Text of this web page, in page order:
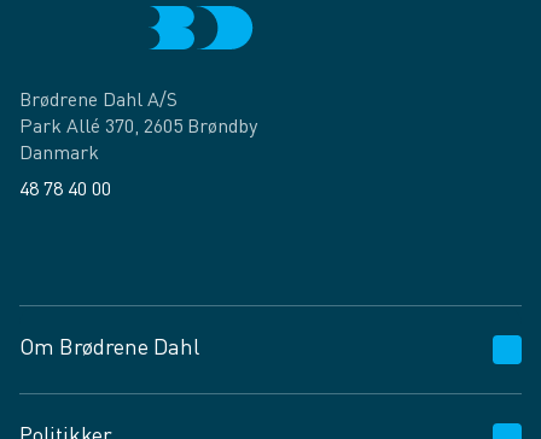
Brødrene Dahl A/S
Park Allé 370, 2605 Brøndby
Danmark
48 78 40 00
Om Brødrene Dahl